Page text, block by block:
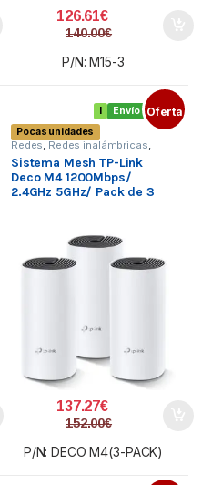
126.61€
140.00€
P/N: M15-3
Envío gratis
Oferta
Pocas unidades
Redes, Redes inalámbricas,
Sistemas Mesh
Sistema Mesh TP-Link
Deco M4 1200Mbps/
2.4GHz 5GHz/ Pack de 3
137.27€
152.00€
P/N: DECO M4(3-PACK)